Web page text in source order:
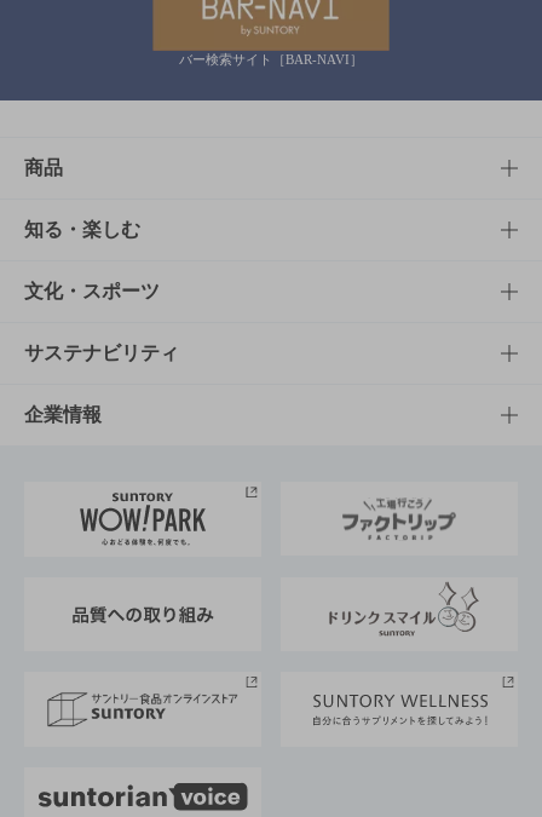
バー検索サイト［BAR-NAVI］
商品
商品TOP
商品一覧
商品発売情報
栄養成分一覧
知る・楽しむ
知る・楽しむTOP
キャンペーン
工場見学
地域情報
文化・スポーツ
文化・スポーツTOP
サントリーホール
サントリーサンバーズ大阪
サステナビリティ
サステナビリティTOP
サントリーが考えるサステナビリティ経営
企業情報
企業概要
採用情報